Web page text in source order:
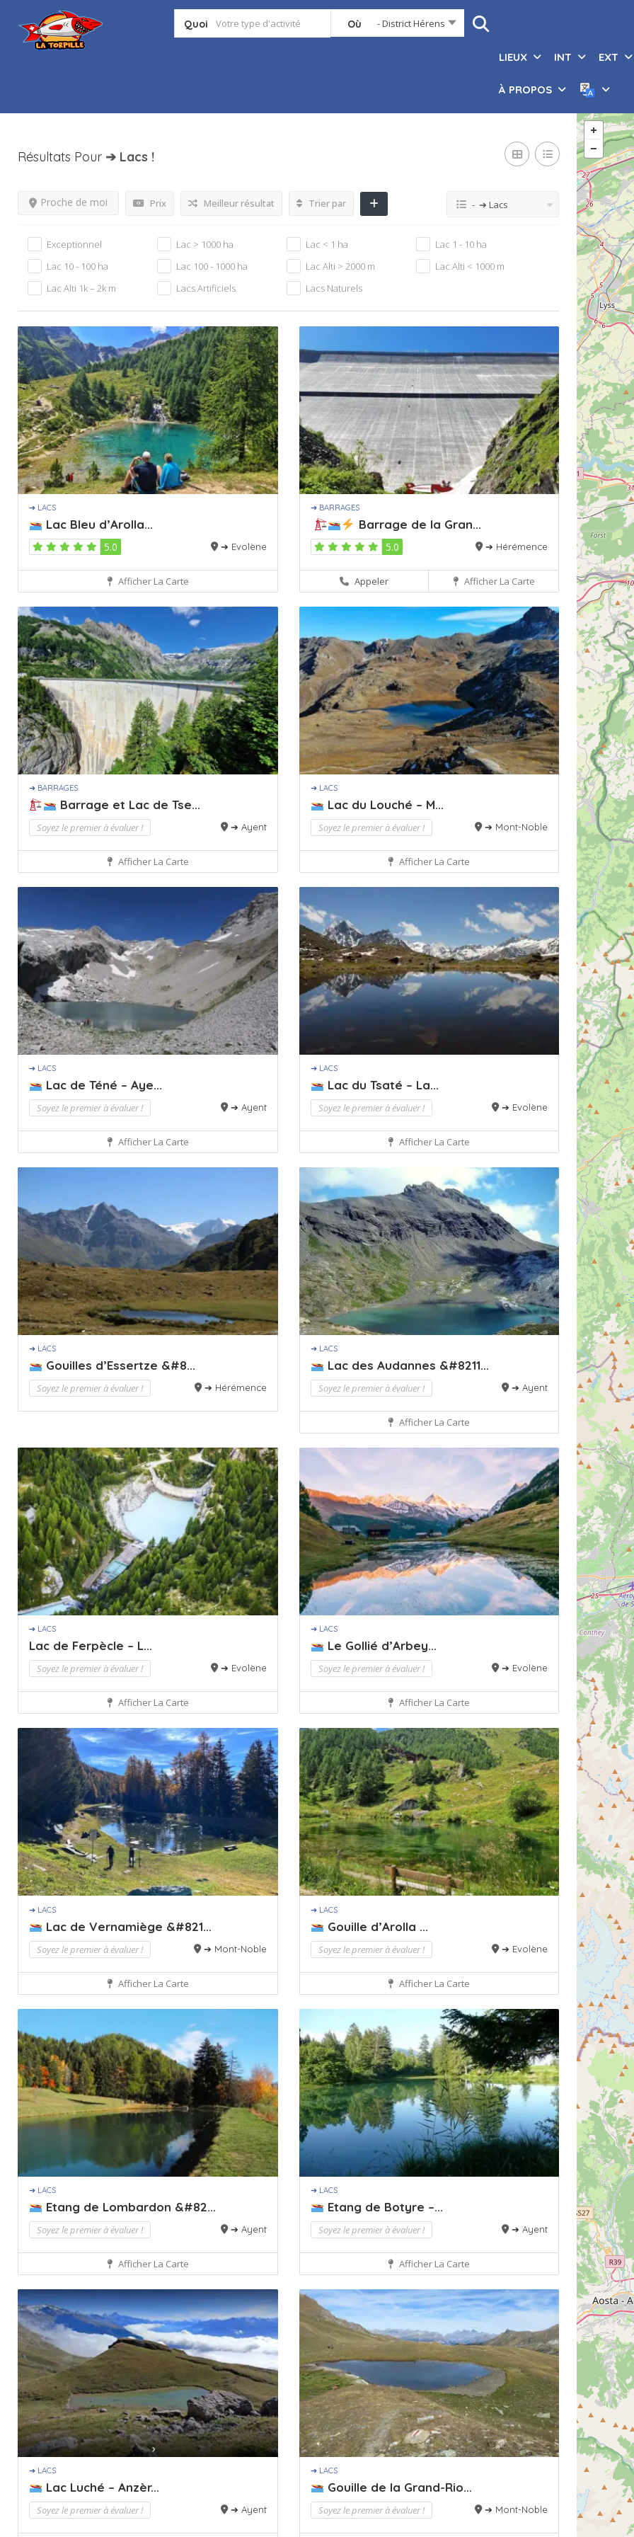
Quoi Où - District Hérens
LIEUX INT EXT
À PROPOS
Résultats Pour ➔ Lacs !
Prix
Proche de moi Meilleur résultat Trier par - ➔ Lacs
Exceptionnel Lac > 1000 ha Lac < 1 ha
Lac 1 - 10 ha
Lac 10 - 100 ha
Lac 100 - 1000 ha Lac Alti > 2000 m
Lac Alti < 1000 m
Lac Alti 1k – 2k m
Lacs Artificiels Lacs Naturels
➔ LACS
Lac Bleu d’Arolla...
5.0 ➔ Evolène
Afficher La Carte
➔ BARRAGES
Barrage de la Gran...
5.0 ➔ Hérémence
Appeler Afficher La Carte
➔ BARRAGES
Barrage et Lac de Tse...
Soyez le premier à évaluer ! ➔ Ayent
Afficher La Carte
➔ LACS
Lac du Louché – M...
Soyez le premier à évaluer ! ➔ Mont-Noble
Afficher La Carte
➔ LACS
Lac de Téné – Aye...
Soyez le premier à évaluer ! ➔ Ayent
Afficher La Carte
➔ LACS
Lac du Tsaté – La...
Soyez le premier à évaluer ! ➔ Evolène
Afficher La Carte
➔ LACS
Gouilles d’Essertze &#8...
Soyez le premier à évaluer ! ➔ Hérémence
➔ LACS
Lac des Audannes &#8211...
Soyez le premier à évaluer ! ➔ Ayent
Afficher La Carte
➔ LACS
Lac de Ferpècle – L...
Soyez le premier à évaluer ! ➔ Evolène
Afficher La Carte
➔ LACS
Le Gollié d’Arbey...
Soyez le premier à évaluer ! ➔ Evolène
Afficher La Carte
➔ LACS
Lac de Vernamiège &#821...
Soyez le premier à évaluer ! ➔ Mont-Noble
Afficher La Carte
➔ LACS
Gouille d’Arolla ...
Soyez le premier à évaluer ! ➔ Evolène
Afficher La Carte
➔ LACS
Etang de Lombardon &#82...
Soyez le premier à évaluer ! ➔ Ayent
Afficher La Carte
➔ LACS
Etang de Botyre –...
Soyez le premier à évaluer ! ➔ Ayent
Afficher La Carte
➔ LACS
Lac Luché – Anzèr...
Soyez le premier à évaluer ! ➔ Ayent
➔ LACS
Gouille de la Grand-Rio...
Soyez le premier à évaluer ! ➔ Mont-Noble